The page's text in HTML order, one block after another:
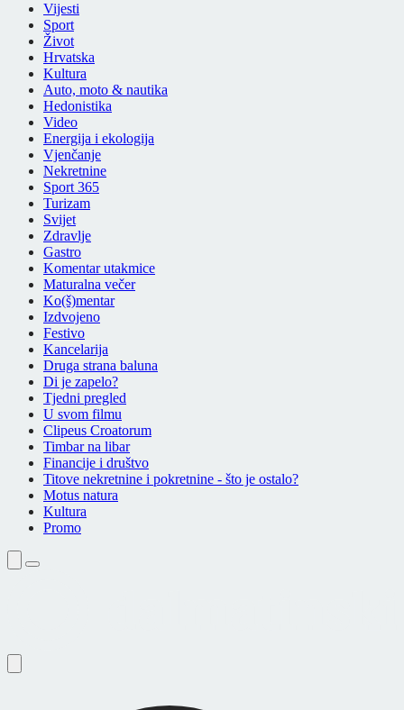
Vijesti
Sport
Život
Hrvatska
Kultura
Auto, moto & nautika
Hedonistika
Video
Energija i ekologija
Vjenčanje
Nekretnine
Sport 365
Turizam
Svijet
Zdravlje
Gastro
Komentar utakmice
Maturalna večer
Ko(š)mentar
Izdvojeno
Festivo
Kancelarija
Druga strana baluna
Di je zapelo?
Tjedni pregled
U svom filmu
Clipeus Croatorum
Timbar na libar
Financije i društvo
Titove nekretnine i pokretnine - što je ostalo?
Motus natura
Kultura
Promo